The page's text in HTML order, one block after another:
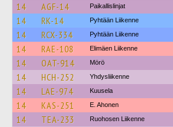
14 AGF-14 Paikallislinjat
14 RK-14 Pyhtään Liikenne
14 RCX-334 Pyhtään Liikenne
14 RAE-108 Elimäen Liikenne
14 OAT-914 Mörö
14 HCH-252 Yhdysliikenne
14 LAE-974 Kuusela
14 KAS-251 E. Ahonen
14 TEA-233 Ruohosen Liikenne